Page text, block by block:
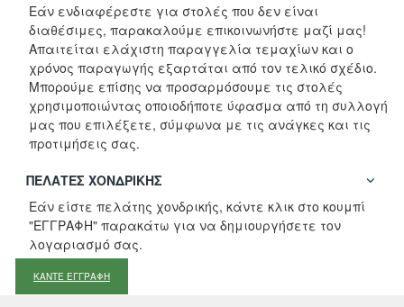
Εάν ενδιαφέρεστε για στολές που δεν είναι
διαθέσιμες, παρακαλούμε επικοινωνήστε μαζί μας!
Απαιτείται ελάχιστη παραγγελία τεμαχίων και ο
χρόνος παραγωγής εξαρτάται από τον τελικό σχέδιο.
Μπορούμε επίσης να προσαρμόσουμε τις στολές
χρησιμοποιώντας οποιοδήποτε ύφασμα από τη συλλογή
μας που επιλέξετε, σύμφωνα με τις ανάγκες και τις
προτιμήσεις σας.
ΠΕΛΆΤΕΣ ΧΟΝΔΡΙΚΉΣ
Εάν είστε πελάτης χονδρικής, κάντε κλικ στο κουμπί
"ΕΓΓΡΑΦΗ" παρακάτω για να δημιουργήσετε τον
λογαριασμό σας.
ΚΑΝΤΕ ΕΓΓΡΑΦΗ